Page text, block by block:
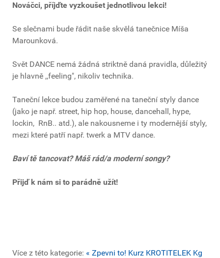
Nováčci, příjďte vyzkoušet jednotlivou lekci!
Se slečnami bude řádit naše skvělá tanečnice Míša
Marounková.
Svět DANCE nemá žádná striktně daná pravidla, důležitý
je hlavně ,,feeling", nikoliv technika.
Taneční lekce budou zaměřené na taneční styly dance
(jako je např. street, hip hop, house, dancehall, hype,
lockin, RnB.. atd.), ale nakousneme i ty modernější styly,
mezi které patří např. twerk a MTV dance.
Baví tě tancovat? Máš rád/a moderní songy?
Přijď k nám si to parádně užít!
Více z této kategorie: « Zpevni to! Kurz KROTITELEK Kg